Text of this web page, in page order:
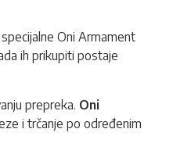
Oni Armament
ih prikupiti postaje
prepreka. Oni
i trčanje po određenim